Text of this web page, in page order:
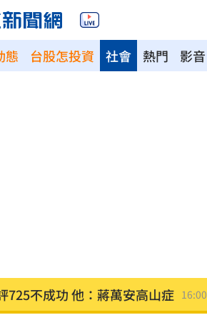
態 台股怎投資 熱門 影音
社會
圾」：我不是清潔員！下場慘 15:59